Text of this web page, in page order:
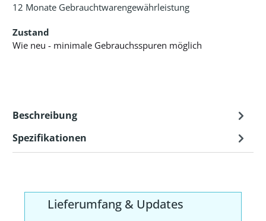
12 Monate Gebrauchtwarengewährleistung
Zustand
Wie neu - minimale Gebrauchsspuren möglich
Beschreibung
Spezifikationen
Lieferumfang & Updates